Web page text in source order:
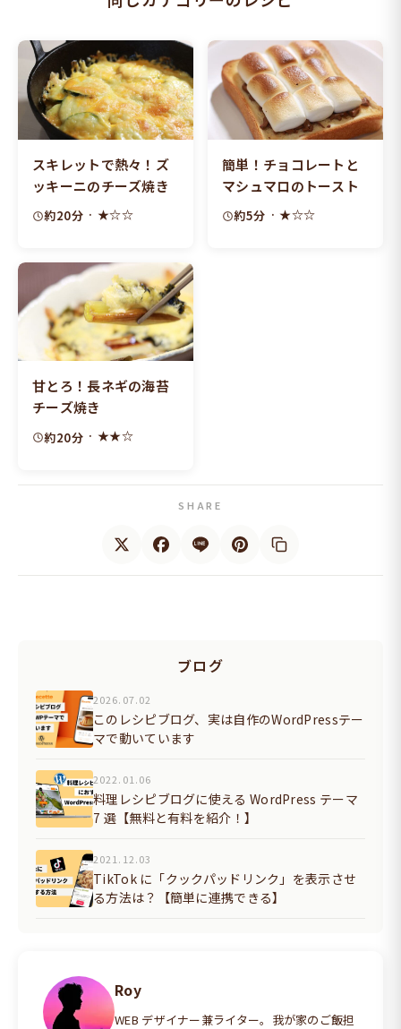
スキレットで熱々！ズ
ッキーニのチーズ焼き
約20分 · ★☆☆
簡単！チョコレートと
マシュマロのトースト
約5分 · ★☆☆
甘とろ！長ネギの海苔
チーズ焼き
約20分 · ★★☆
SHARE
ブログ
2026.07.02
このレシピブログ、実は自作のWordPressテー
マで動いています
2022.01.06
料理レシピブログに使える WordPress テーマ
7 選【無料と有料を紹介！】
2021.12.03
TikTok に「クックパッドリンク」を表示させ
る方法は？【簡単に連携できる】
Roy
WEB デザイナー兼ライター。我が家のご飯担